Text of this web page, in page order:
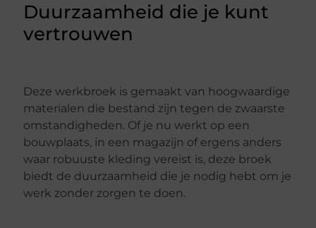
Duurzaamheid die je kunt
vertrouwen
Deze werkbroek is gemaakt van hoogwaardige
materialen die bestand zijn tegen de zwaarste
omstandigheden. Of je nu werkt op een
bouwplaats, in een magazijn of ergens anders
waar robuuste kleding vereist is, deze broek
biedt de duurzaamheid die je nodig hebt om je
werk zonder zorgen te doen.